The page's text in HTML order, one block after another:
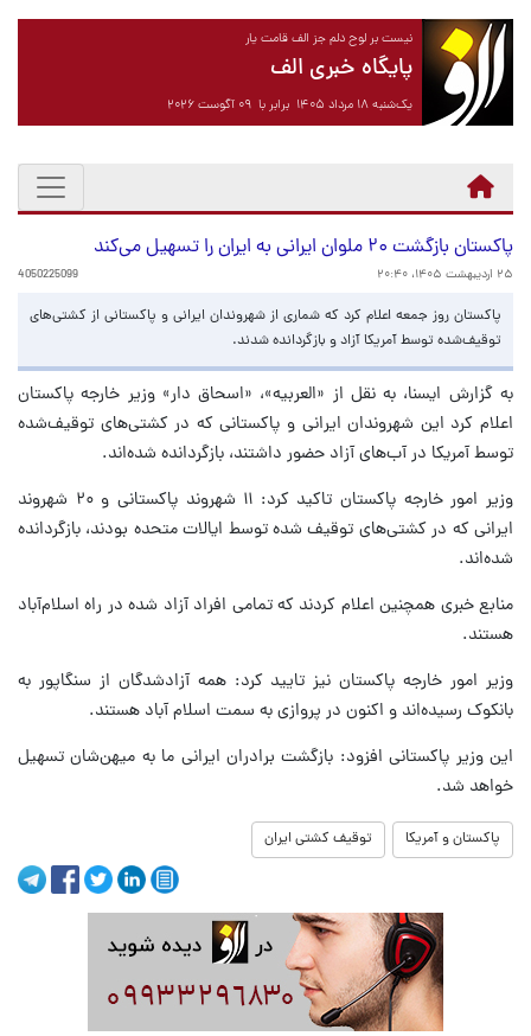
نیست بر لوح دلم جز الف قامت یار
پایگاه خبری الف
یک‌شنبه ۱۸ مرداد ۱۴۰۵ برابر با ۰۹ آگوست ۲۰۲۶
پاکستان بازگشت ۲۰ ملوان ایرانی به ایران را تسهیل می‌کند
۲۵ اردیبهشت ۱۴۰۵، ۲۰:۴۰ 4050225099
پاکستان روز جمعه اعلام کرد که شماری از شهروندان ایرانی و پاکستانی از کشتی‌های
توقیف‌شده توسط آمریکا آزاد و بازگردانده شدند.
به گزارش ایسنا، به نقل از «العربیه»، «اسحاق دار» وزیر خارجه پاکستان
اعلام کرد این شهروندان ایرانی و پاکستانی که در کشتی‌های توقیف‌شده
توسط آمریکا در آب‌های آزاد حضور داشتند، بازگردانده شده‌اند.
وزیر امور خارجه پاکستان تاکید کرد: ۱۱ شهروند پاکستانی و ۲۰ شهروند
ایرانی که در کشتی‌های توقیف شده توسط ایالات متحده بودند، بازگردانده
شده‌اند.
منابع خبری همچنین اعلام کردند که تمامی افراد آزاد شده در راه اسلام‌آباد
هستند.
وزیر امور خارجه پاکستان نیز تایید کرد: همه آزادشدگان از سنگاپور به
بانکوک رسیده‌اند و اکنون در پروازی به سمت اسلام آباد هستند.
این وزیر پاکستانی افزود: بازگشت برادران ایرانی ما به میهن‌شان تسهیل
خواهد شد.
پاکستان و آمریکا توقیف کشتی ایران